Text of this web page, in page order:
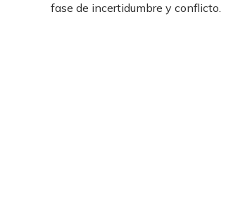
fase de incertidumbre y conflicto.